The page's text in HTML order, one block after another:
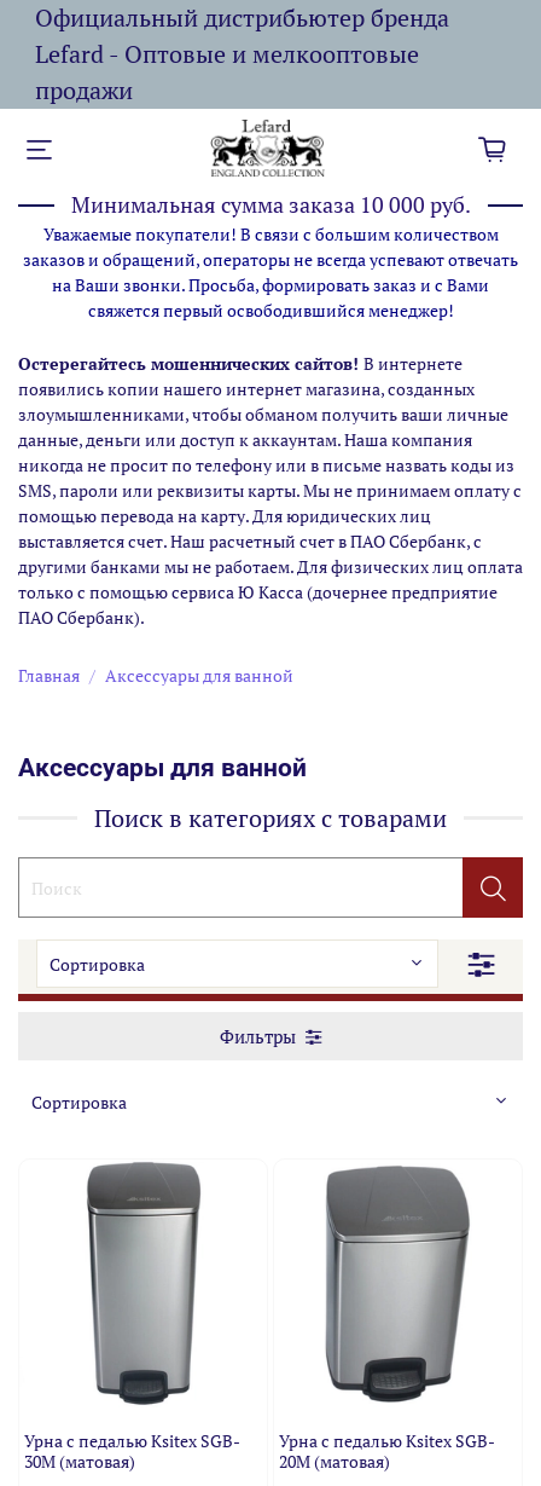
Официальный дистрибьютер бренда
Lefard - Оптовые и мелкооптовые
продажи
Минимальная сумма заказа 10 000 руб.
Уважаемые покупатели! В связи с большим количеством
заказов и обращений, операторы не всегда успевают отвечать
на Ваши звонки. Просьба, формировать заказ и с Вами
свяжется первый освободившийся менеджер!
Остерегайтесь мошеннических сайтов! В интернете
появились копии нашего интернет магазина,созданных
злоумышленниками, чтобы обманом получить ваши личные
данные, деньги или доступ к аккаунтам. Наша компания
никогда не просит по телефону или в письме назвать коды из
SMS, пароли или реквизиты карты. Мы не принимаем оплату с
помощью перевода на карту. Для юридических лиц
выставляется счет. Наш расчетный счет в ПАО Сбербанк, с
другими банками мы не работаем. Для физических лиц оплата
только с помощью сервиса Ю Касса (дочернее предприятие
ПАО Сбербанк).
Главная Аксессуары для ванной
Аксессуары для ванной
Поиск в категориях с товарами
Фильтры
Урна с педалью Ksitex SGB-
30M (матовая)
Урна с педалью Ksitex SGB-
20M (матовая)